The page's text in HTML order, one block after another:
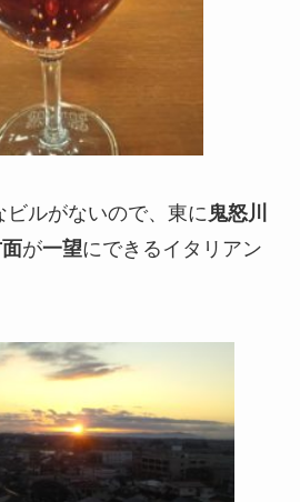
ルがないので、東に鬼怒川
が一望にできるイタリアン